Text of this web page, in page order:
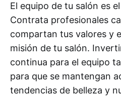
El equipo de tu salón es
Contrata profesionales
compartan tus valores y
misión de tu salón.
continua para el equipo
para que se mantengan
tendencias de belleza y